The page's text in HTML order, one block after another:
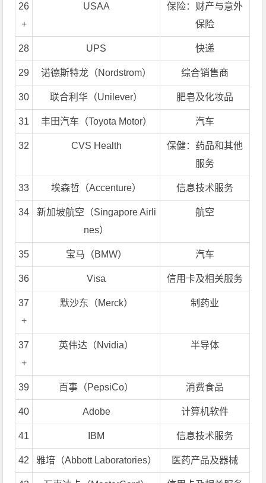
26
+
USAA
保险：财产与意外
保险
28 UPS 快递
29 诺德斯特龙（Nordstrom） 综合销售商
30 联合利华（Unilever） 肥皂及化妆品
31 丰田汽车（Toyota Motor） 汽车
32 CVS Health
保健：药品和其他
服务
33 埃森哲（Accenture） 信息技术服务
34
新加坡航空（Singapore Airli
nes）
航空
35 宝马（BMW） 汽车
36 Visa 信用卡及相关服务
37
+
默沙东（Merck） 制药业
37
+
英伟达（Nvidia） 半导体
39 百事（PepsiCo） 消费食品
40 Adobe 计算机软件
41 IBM 信息技术服务
42 雅培（Abbott Laboratories） 医药产品及器械